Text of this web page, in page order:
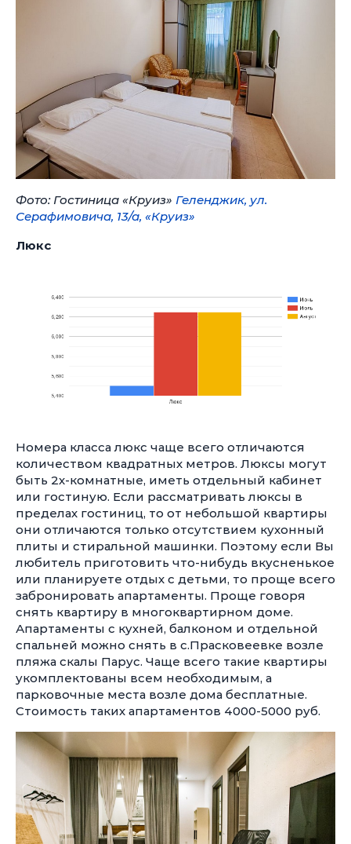
Фото: Гостиница «Круиз» Геленджик, ул.
Серафимовича, 13/а, «Круиз»
Люкс
Номера класса люкс чаще всего отличаются
количеством квадратных метров. Люксы могут
быть 2х-комнатные, иметь отдельный кабинет
или гостиную. Если рассматривать люксы в
пределах гостиниц, то от небольшой квартиры
они отличаются только отсутствием кухонный
плиты и стиральной машинки. Поэтому если Вы
любитель приготовить что-нибудь вкусненькое
или планируете отдых с детьми, то проще всего
забронировать апартаменты. Проще говоря
снять квартиру в многоквартирном доме.
Апартаменты с кухней, балконом и отдельной
спальней можно снять в с.Прасковеевке возле
пляжа скалы Парус. Чаще всего такие квартиры
укомплектованы всем необходимым, а
парковочные места возле дома бесплатные.
Стоимость таких апартаментов 4000-5000 руб.